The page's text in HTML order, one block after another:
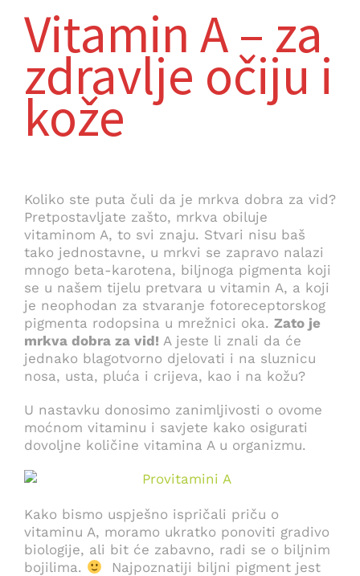
Vitamin A – za
zdravlje očiju i
kože
Koliko ste puta čuli da je mrkva dobra za vid?
Pretpostavljate zašto, mrkva obiluje
vitaminom A, to svi znaju. Stvari nisu baš
tako jednostavne, u mrkvi se zapravo nalazi
mnogo beta-karotena, biljnoga pigmenta koji
se u našem tijelu pretvara u vitamin A, a koji
je neophodan za stvaranje fotoreceptorskog
pigmenta rodopsina u mrežnici oka. Zato je
mrkva dobra za vid! A jeste li znali da će
jednako blagotvorno djelovati i na sluznicu
nosa, usta, pluća i crijeva, kao i na kožu?
U nastavku donosimo zanimljivosti o ovome
moćnom vitaminu i savjete kako osigurati
dovoljne količine vitamina A u organizmu.
Kako bismo uspješno ispričali priču o
vitaminu A, moramo ukratko ponoviti gradivo
biologije, ali bit će zabavno, radi se o biljnim
bojilima.
Najpoznatiji biljni pigment jest